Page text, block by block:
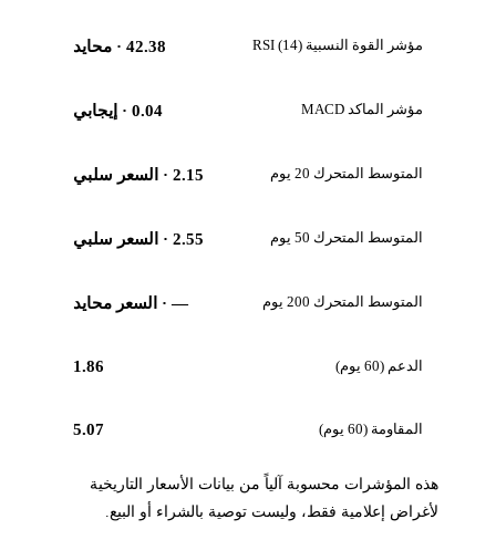
مؤشر القوة النسبية RSI (14) 42.38· محايد
مؤشر الماكد MACD 0.04· إيجابي
المتوسط المتحرك 20 يوم 2.15· السعر سلبي
المتوسط المتحرك 50 يوم 2.55· السعر سلبي
المتوسط المتحرك 200 يوم —· السعر محايد
الدعم (60 يوم) 1.86
المقاومة (60 يوم) 5.07
هذه المؤشرات محسوبة آلياً من بيانات الأسعار التاريخية
لأغراض إعلامية فقط، وليست توصية بالشراء أو البيع.